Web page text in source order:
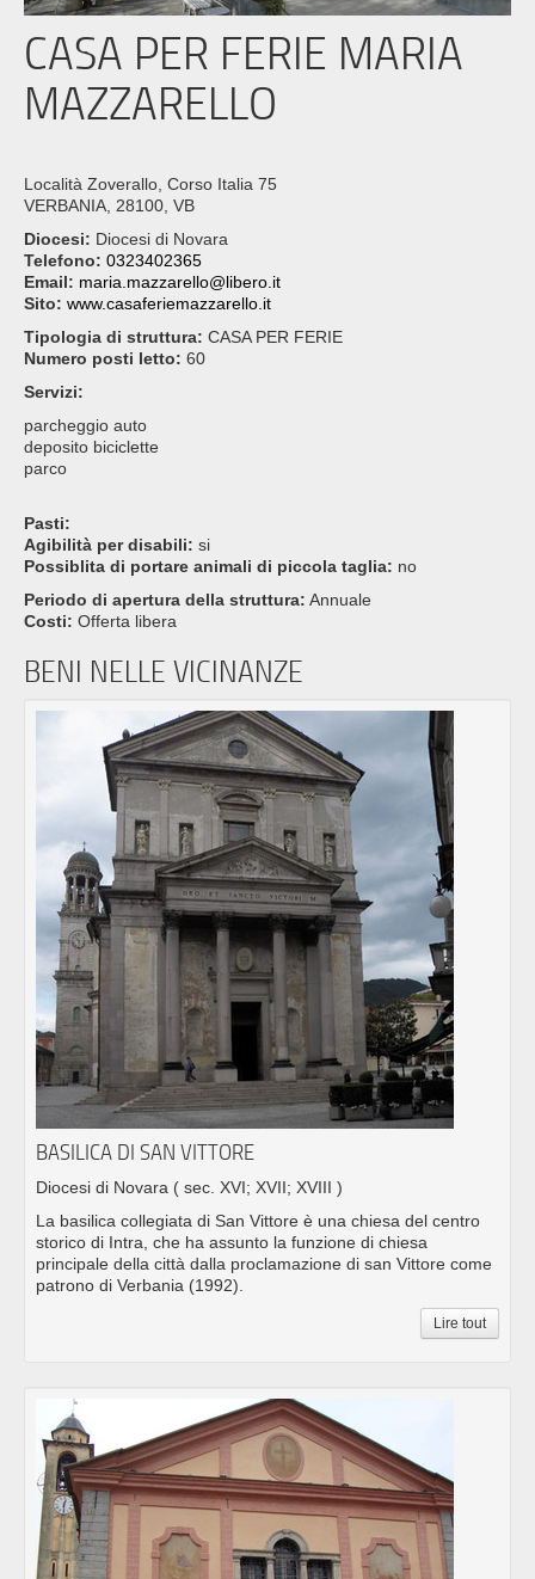
CASA PER FERIE MARIA
MAZZARELLO
Località Zoverallo, Corso Italia 75
VERBANIA, 28100, VB
Diocesi: Diocesi di Novara
Telefono: 0323402365
Email: maria.mazzarello@libero.it
Sito: www.casaferiemazzarello.it
Tipologia di struttura: CASA PER FERIE
Numero posti letto: 60
Servizi:
parcheggio auto
deposito biciclette
parco
Pasti:
Agibilità per disabili: si
Possiblita di portare animali di piccola taglia: no
Periodo di apertura della struttura: Annuale
Costi: Offerta libera
BENI NELLE VICINANZE
BASILICA DI SAN VITTORE
Diocesi di Novara ( sec. XVI; XVII; XVIII )
La basilica collegiata di San Vittore è una chiesa del centro
storico di Intra, che ha assunto la funzione di chiesa
principale della città dalla proclamazione di san Vittore come
patrono di Verbania (1992).
Lire tout